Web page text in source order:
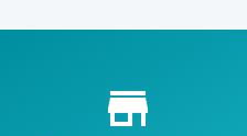
Proč nakupovat u
store_mall_directory